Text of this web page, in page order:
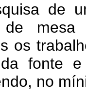
de
de
os
fonte
no